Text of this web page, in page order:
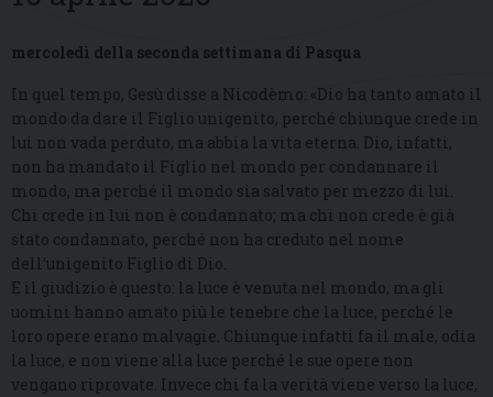
mercoledì della seconda settimana di Pasqua
In quel tempo, Gesù disse a Nicodèmo: «Dio ha tanto amato il
mondo da dare il Figlio unigenito, perché chiunque crede in
lui non vada perduto, ma abbia la vita eterna. Dio, infatti,
non ha mandato il Figlio nel mondo per condannare il
mondo, ma perché il mondo sia salvato per mezzo di lui.
Chi crede in lui non è condannato; ma chi non crede è già
stato condannato, perché non ha creduto nel nome
dell’unigenito Figlio di Dio.
E il giudizio è questo: la luce è venuta nel mondo, ma gli
uomini hanno amato più le tenebre che la luce, perché le
loro opere erano malvagie. Chiunque infatti fa il male, odia
la luce, e non viene alla luce perché le sue opere non
vengano riprovate. Invece chi fa la verità viene verso la luce,